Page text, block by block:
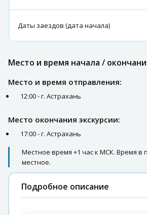
Даты заездов (дата начала)
Место и время начала /
Место и время отправления:
12:00 - г. Астрахань
Место окончания экскурсии:
17:00 - г. Астрахань
Местное время +1 час к МСК. Время в
местное.
Подробное описание